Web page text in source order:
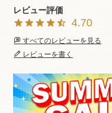
4.70
すべてのレビューを見る
レビューを書く